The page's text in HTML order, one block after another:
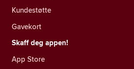
Kundestøtte
Gavekort
Skaff deg appen!
App Store